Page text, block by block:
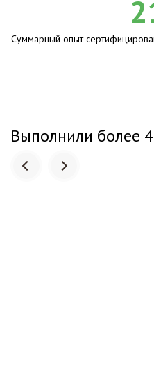
Суммарный опыт
Выполнили более